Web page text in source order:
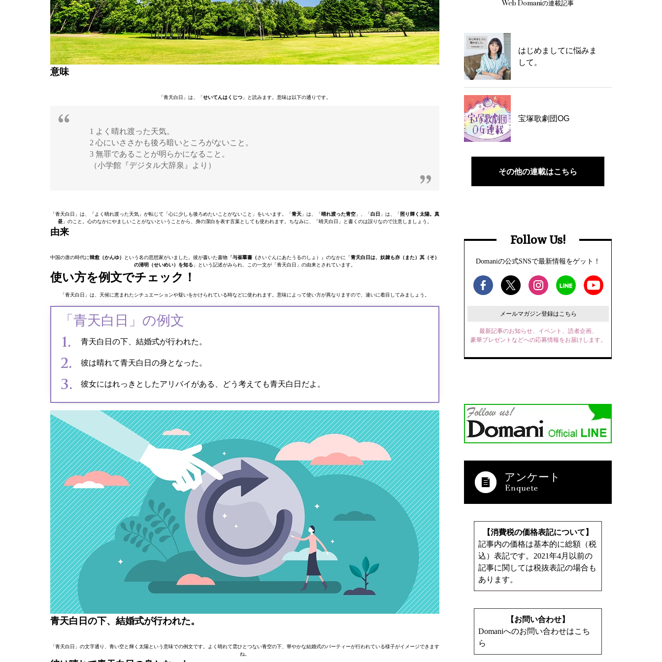
意味
「青天白日」は、「せいてんはくじつ 」と読みます。意味は以下の通りです。
1 よく晴れ渡った天気。
2 心にいささかも後ろ暗いところがないこと。
3 無罪であることが明らかになること。
（小学館『デジタル大辞泉』より）
「青天白日」は、「よく晴れ渡った天気」が転じて「心に少しも後ろめたいことがないこと」をいいます。「青天 」は、「晴れ渡った青空 」、「白日 」は、「照り輝く太陽。真
昼 」のこと。心のなかにやましいことがないということから、身の潔白を表す言葉としても使われます。ちなみに、「晴天白日」と書くのは誤りなので注意しましょう。
由来
中国の唐の時代に韓愈（かんゆ） という名の思想家がいました。彼が書いた書物『与崔羣書（さいぐんにあたうるのしょ）』のなかに「青天白日は、奴隷も亦（また）其（そ）
の清明（せいめい）を知る 」という記述がみられ、この一文が「青天白日」の由来とされています。
使い方を例文でチェック！
「青天白日」は、天候に恵まれたシチュエーションや疑いをかけられている時などに使われます。意味によって使い方が異なりますので、違いに着目してみましょう。
「青天白日」の例文
青天白日の下、結婚式が行われた。
彼は晴れて青天白日の身となった。
彼女にはれっきとしたアリバイがある、どう考えても青天白日だよ。
青天白日の下、結婚式が行われた。
「青天白日」の文字通り、青い空と輝く太陽という意味での例文です。よく晴れて雲ひとつない青空の下、華やかな結婚式のパーティーが行われている様子がイメージできます
ね。
Web Domaniの連載記事
はじめましてに悩みま
して。
宝塚歌劇団OG
その他の連載はこちら
Follow Us!
Domaniの公式SNSで最新情報をゲット！
メールマガジン登録はこちら
最新記事のお知らせ、イベント、読者企画、
豪華プレゼントなどへの応募情報をお届けします。
アンケート
【消費税の価格表記について】
記事内の価格は基本的に総額（税
込）表記です。2021年4月以前の
記事に関しては税抜表記の場合も
あります。
【お問い合わせ】
Domaniへのお問い合わせはこち
ら